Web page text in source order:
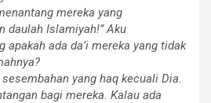
mereka yang
daulah Islamiyah!” Aku
apakah ada da’i mereka yang tidak
yang haq kecuali Dia.
bagi mereka. Kalau ada